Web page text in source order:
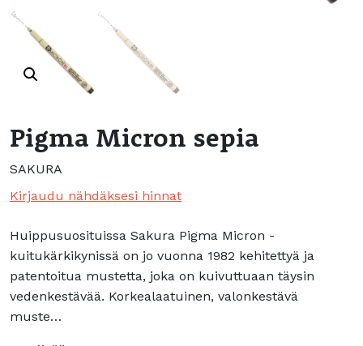
Pigma Micron sepia
SAKURA
Kirjaudu nähdäksesi hinnat
Huippusuosituissa Sakura Pigma Micron -
kuitukärkikynissä on jo vuonna 1982 kehitettyä ja
patentoitua mustetta, joka on kuivuttuaan täysin
vedenkestävää. Korkealaatuinen, valonkestävä
muste…